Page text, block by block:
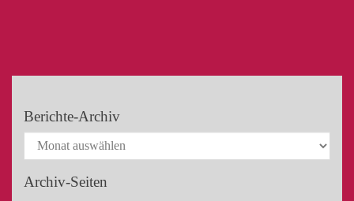
Berichte-Archiv
Archiv-Seiten